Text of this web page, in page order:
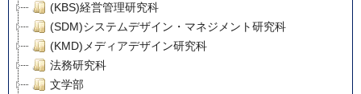
(KBS)経営管理研究科
(SDM)システムデザイン・マネジメント研究科
(KMD)メディアデザイン研究科
法務研究科
文学部